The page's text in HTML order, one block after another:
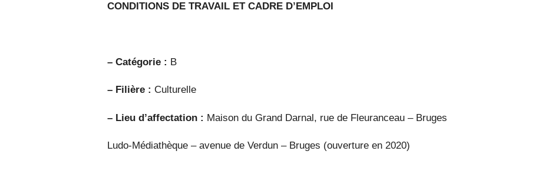
CONDITIONS DE TRAVAIL ET CADRE D’EMPLOI
– Catégorie : B
– Filière : Culturelle
– Lieu d’affectation : Maison du Grand Darnal, rue de Fleuranceau – Bruges
Ludo-Médiathèque – avenue de Verdun – Bruges (ouverture en 2020)